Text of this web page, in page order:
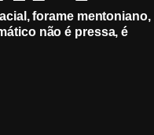
forame mentoniano,
não é pressa, é